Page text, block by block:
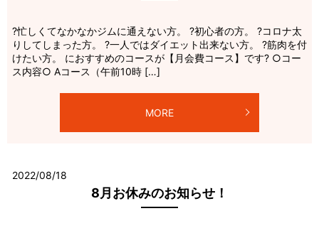
?忙しくてなかなかジムに通えない方。 ?初心者の方。 ?コロナ太
りしてしまった方。 ?一人ではダイエット出来ない方。 ?筋肉を付
けたい方。 におすすめのコースが【月会費コース】です? ○コー
ス内容○ Aコース（午前10時 […]
MORE
2022/08/18
8月お休みのお知らせ！